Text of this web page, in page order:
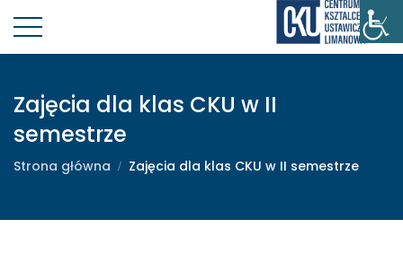
Zajęcia dla klas CKU w II
semestrze
Strona główna Zajęcia dla klas CKU w II semestrze